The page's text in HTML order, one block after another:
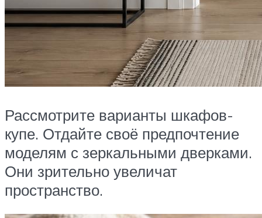
Рассмотрите варианты шкафов-
купе. Отдайте своё предпочтение
моделям с зеркальными дверками.
Они зрительно увеличат
пространство.